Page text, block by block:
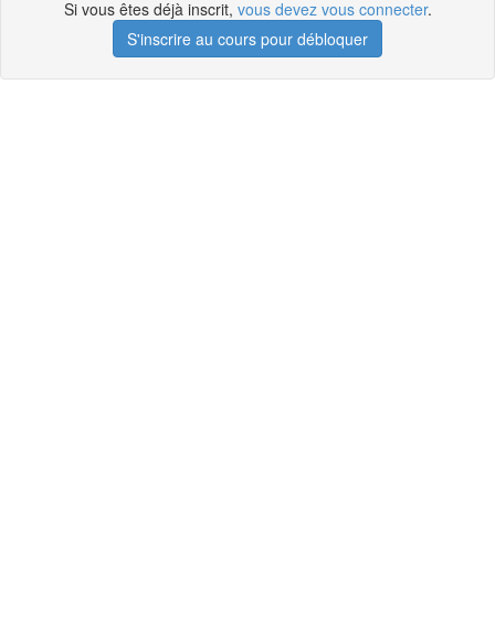
Si vous êtes déjà inscrit, vous devez vous connecter.
S'inscrire au cours pour débloquer